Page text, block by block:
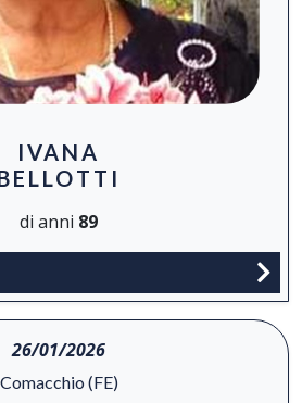
IVANA
di anni 89
26/01/2026
Comacchio (FE)